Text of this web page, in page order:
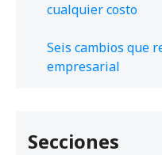
cualquier costo
Seis cambios que
empresarial
Secciones